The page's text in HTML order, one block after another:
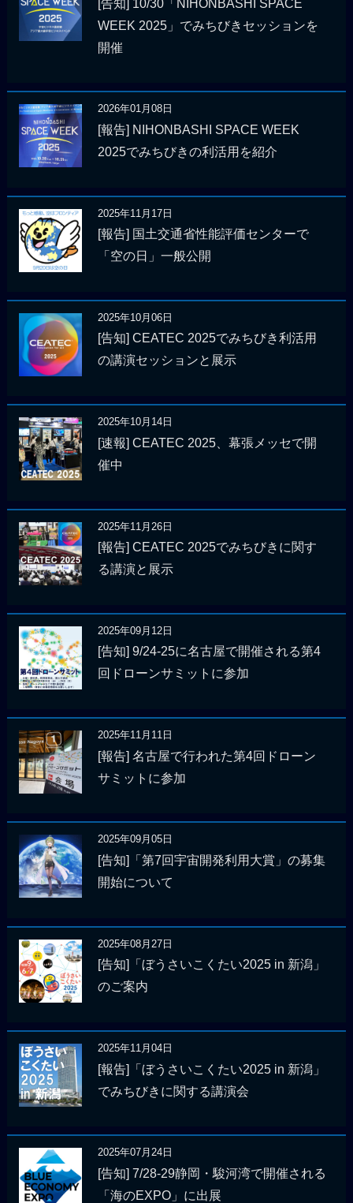
[告知] 10/30「NIHONBASHI SPACE
WEEK 2025」でみちびきセッションを
開催
2026年01月08日
[報告] NIHONBASHI SPACE WEEK
2025でみちびきの利活用を紹介
2025年11月17日
[報告] 国土交通省性能評価センターで
「空の日」一般公開
2025年10月06日
[告知] CEATEC 2025でみちびき利活用
の講演セッションと展示
2025年10月14日
[速報] CEATEC 2025、幕張メッセで開
催中
2025年11月26日
[報告] CEATEC 2025でみちびきに関す
る講演と展示
2025年09月12日
[告知] 9/24-25に名古屋で開催される第4
回ドローンサミットに参加
2025年11月11日
[報告] 名古屋で行われた第4回ドローン
サミットに参加
2025年09月05日
[告知]「第7回宇宙開発利用大賞」の募集
開始について
2025年08月27日
[告知]「ぼうさいこくたい2025 in 新潟」
のご案内
2025年11月04日
[報告]「ぼうさいこくたい2025 in 新潟」
でみちびきに関する講演会
2025年07月24日
[告知] 7/28-29静岡・駿河湾で開催される
「海のEXPO」に出展